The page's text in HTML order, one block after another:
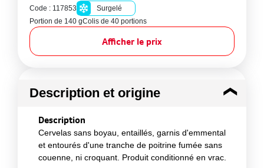
Code : 117853
Surgelé
Portion de 140 gColis de 40 portions
Afficher le prix
Description et origine
Description
Cervelas sans boyau, entaillés, garnis d'emmental
et entourés d'une tranche de poitrine fumée sans
couenne, ni croquant. Produit conditionné en vrac.